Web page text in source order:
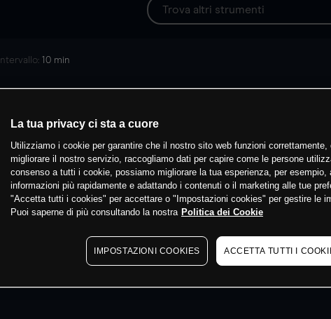
Intervallo: 10 min
La tua privacy ci sta a cuore
Utilizziamo i cookie per garantire che il nostro sito web funzioni correttamente,
migliorare il nostro servizio, raccogliamo dati per capire come le persone
consenso a tutti i cookie, possiamo migliorare la tua esperienza, per esempio,
informazioni più rapidamente e adattando i contenuti o il marketing alle tue
"Accetta tutti i cookies" per accettare o "Impostazioni cookies" per gestire le
Puoi saperne di più consultando la nostra Politica dei Cookie
IMPOSTAZIONI COOKIES ACCETTA TUTTI I